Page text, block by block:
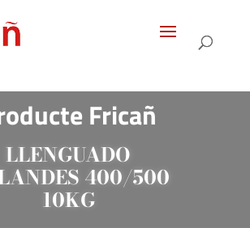
Fricañ
LLENGUADO
400/500
10KG